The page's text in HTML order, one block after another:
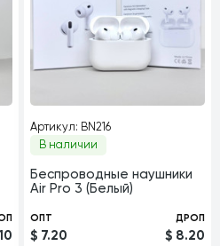
Артикул: BN216
В наличии
Беспроводные наушники
Air Pro 3 (Белый)
ОПТ
$ 7.20
ДРОП
$ 8.20